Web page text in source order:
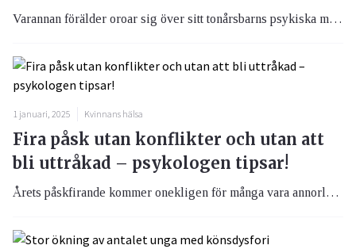
Varannan förälder oroar sig över sitt tonårsbarns psykiska mående varje månad, eller oftare, visar en ny Novusundersökning från Trygg-Hansa. Flertalet av dessa föräldrar upplever även att de inte kan prata med sin tonåring om problem och utmaningar.
1 januari, 2025 Kvinnans hälsa
Fira påsk utan konflikter och utan att
bli uttråkad – psykologen tipsar!
Årets påskfirande kommer onekligen för många vara annorlunda än tidigare år. Planer har fått ändrats till följd av coronapandemin samtidigt som många har spenderat mycket tid nära inpå varandra de senaste veckorna. Det går att undvika konflikter och att aktivera sig ändå, det menar psykolog Hanna Rohani.